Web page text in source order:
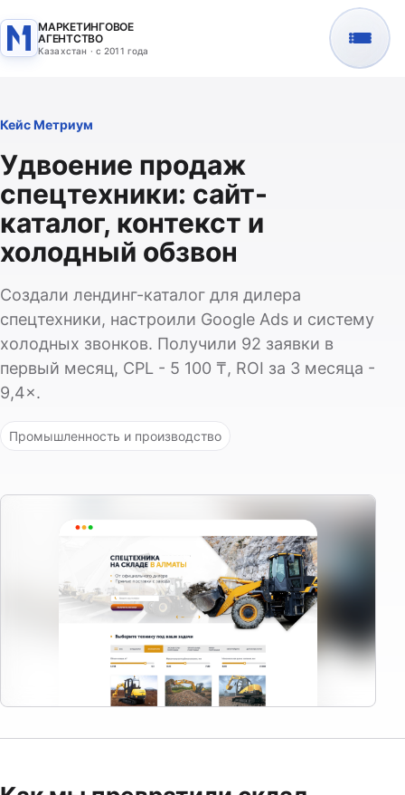
МАРКЕТИНГОВОЕ
АГЕНТСТВО
Казахстан · с 2011 года
Кейс Метриум
Удвоение продаж
спецтехники: сайт-
каталог, контекст и
холодный обзвон
Создали лендинг-каталог для дилера
спецтехники, настроили Google Ads и систему
холодных звонков. Получили 92 заявки в
первый месяц, CPL - 5 100 ₸, ROI за 3 месяца -
9,4×.
Промышленность и производство